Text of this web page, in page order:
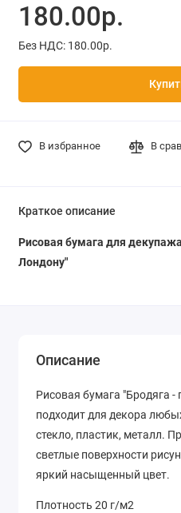
180.00р.
Без НДС: 180.00р.
В избранное В
Краткое описание
Рисовая бумага для
Лондону"
Описание
Рисовая бумага "Бродяга -
подходит для декора
стекло, пластик, металл.
светлые поверхности
яркий насыщенный цвет.
Плотность 20 г/м2